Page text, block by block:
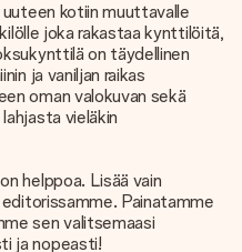
kotiin muuttavalle
joka rakastaa kynttilöitä,
on täydellinen
ja vaniljan raikas
oman valokuvan sekä
vieläkin
helppoa. Lisää vain
Painatamme
sen valitsemaasi
ja nopeasti!